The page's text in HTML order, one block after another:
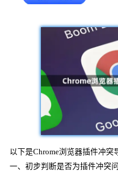
以下是Chrome浏览器插件冲突
一、初步判断是否为插件冲突